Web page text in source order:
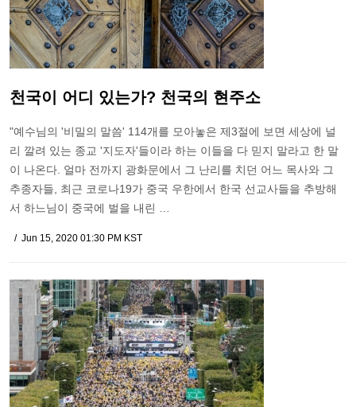
천국이 어디 있는가? 천국의 현주소
"예수님의 '비밀의 말씀' 114개를 모아놓은 제3절에 보면 세상에 널
리 깔려 있는 종교 '지도자'들이라 하는 이들을 다 믿지 말라고 한 말
이 나온다. 얼마 전까지 광화문에서 그 난리를 치던 어느 목사와 그
추종자들, 최근 코로나19가 중국 우한에서 한국 선교사들을 추방해
서 하느님이 중국에 벌을 내린 …
Jun 15, 2020 01:30 PM KST